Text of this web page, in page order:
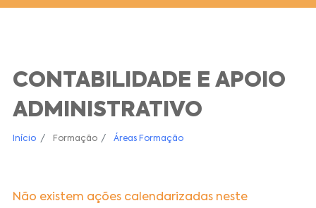
CONTABILIDADE E APOIO
ADMINISTRATIVO
Início Formação Áreas Formação
Não existem ações calendarizadas neste